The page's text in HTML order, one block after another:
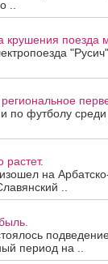
..
поезда
по футболу
растет.
на
..
период на ..